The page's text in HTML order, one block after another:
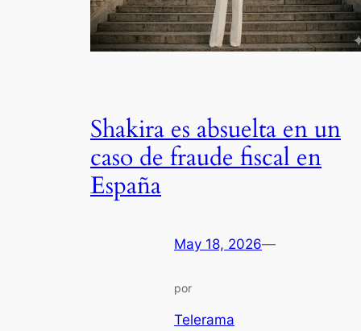
Shakira es absuelta en un
caso de fraude fiscal en
España
May 18, 2026—
por
Telerama